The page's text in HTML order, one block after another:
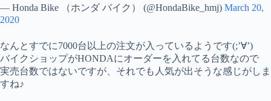
— Honda Bike （ホンダ バイク） (@HondaBike_hmj) March 20,
2020
なんとすでに7000台以上の注文が入っているようです(;’∀’)
バイクショップがHONDAにオーダーを入れてる台数なので
実売台数ではないですが、それでも人気が出そうな感じがしま
すね♪